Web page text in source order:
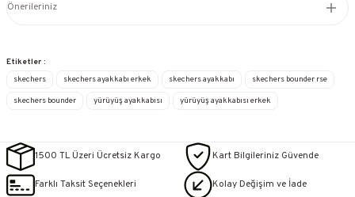
Önerileriniz
Etiketler :
skechers
skechers ayakkabı erkek skechers ayakkabı skechers bounder rse
skechers bounder yürüyüş ayakkabısı yürüyüş ayakkabısı erkek
1500 TL Üzeri Ücretsiz Kargo Kart Bilgileriniz Güvende
Farklı Taksit Seçenekleri Kolay Değişim ve İade